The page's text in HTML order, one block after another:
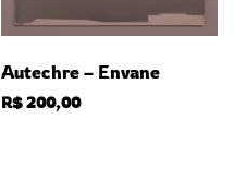
Autechre – Envane
R$200,00